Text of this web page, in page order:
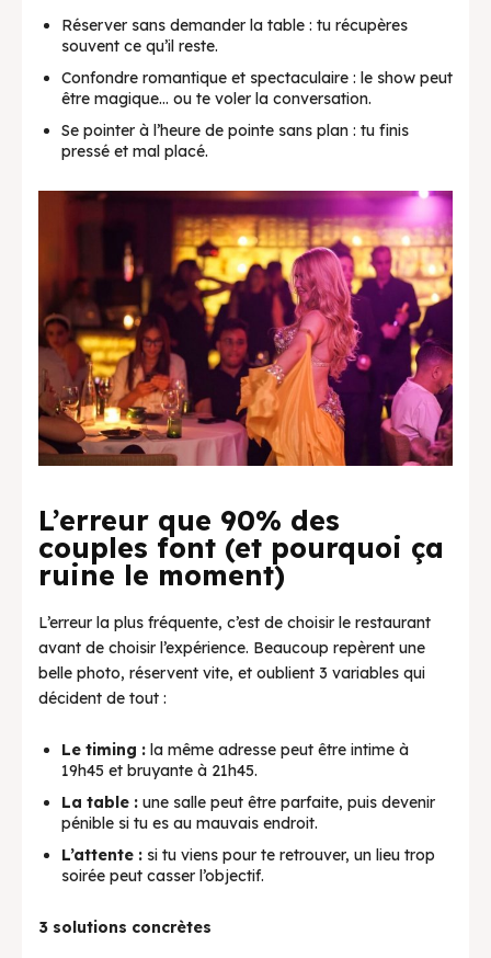
Réserver sans demander la table : tu récupères
souvent ce qu’il reste.
Confondre romantique et spectaculaire : le show peut
être magique… ou te voler la conversation.
Se pointer à l’heure de pointe sans plan : tu finis
pressé et mal placé.
L’erreur que 90% des
couples font (et pourquoi ça
ruine le moment)
L’erreur la plus fréquente, c’est de choisir le restaurant
avant de choisir l’expérience. Beaucoup repèrent une
belle photo, réservent vite, et oublient 3 variables qui
décident de tout :
Le timing : la même adresse peut être intime à
19h45 et bruyante à 21h45.
La table : une salle peut être parfaite, puis devenir
pénible si tu es au mauvais endroit.
L’attente : si tu viens pour te retrouver, un lieu trop
soirée peut casser l’objectif.
3 solutions concrètes